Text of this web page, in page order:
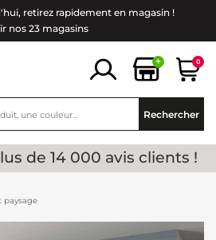
retirez rapidement en magasin !
nos 23 magasins
+ 0
Rechercher
Plus de 14 000 avis clients !
paysage